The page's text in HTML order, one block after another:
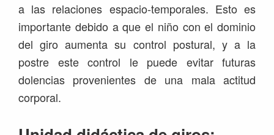
a las relaciones espacio-temporales. Esto es
importante debido a que el niño con el dominio
del giro aumenta su control postural, y a la
postre este control le puede evitar futuras
dolencias provenientes de una mala actitud
corporal.